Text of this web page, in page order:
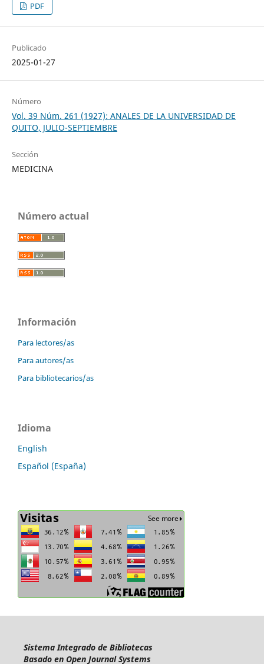
PDF
Publicado
2025-01-27
Número
Vol. 39 Núm. 261 (1927): ANALES DE LA UNIVERSIDAD DE
QUITO, JULIO-SEPTIEMBRE
Sección
MEDICINA
Número actual
Información
Para lectores/as
Para autores/as
Para bibliotecarios/as
Idioma
English
Español (España)
Sistema Integrado de Bibliotecas
Basado en Open Journal Systems